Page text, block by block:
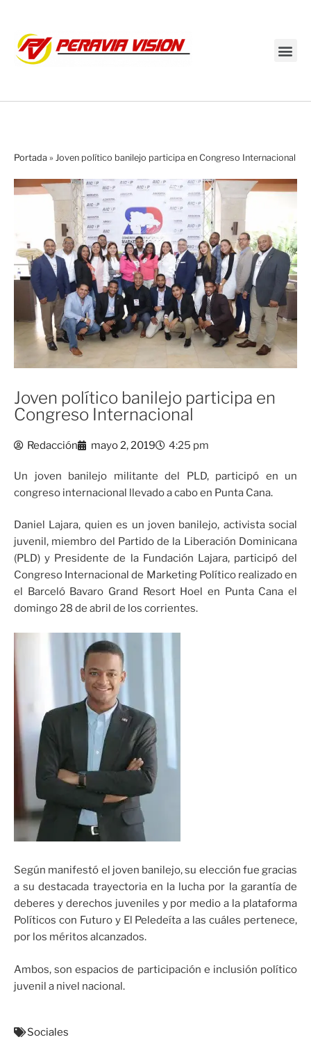
Portada » Joven político banilejo participa en Congreso Internacional
Joven político banilejo participa en
Congreso Internacional
Redacción mayo 2, 2019 4:25 pm
Un joven banilejo militante del PLD, participó en un
congreso internacional llevado a cabo en Punta Cana.
Daniel Lajara, quien es un joven banilejo, activista social
juvenil, miembro del Partido de la Liberación Dominicana
(PLD) y Presidente de la Fundación Lajara, participó del
Congreso Internacional de Marketing Político realizado en
el Barceló Bavaro Grand Resort Hoel en Punta Cana el
domingo 28 de abril de los corrientes.
Según manifestó el joven banilejo, su elección fue gracias
a su destacada trayectoria en la lucha por la garantía de
deberes y derechos juveniles y por medio a la plataforma
Políticos con Futuro y El Peledeíta a las cuáles pertenece,
por los méritos alcanzados.
Ambos, son espacios de participación e inclusión político
juvenil a nivel nacional.
Sociales